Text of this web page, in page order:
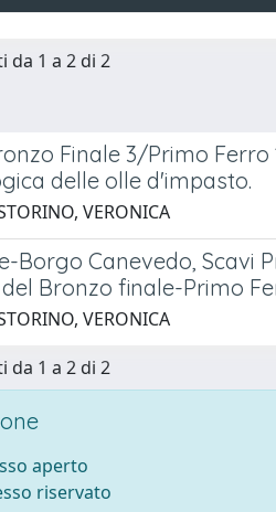
1 a 2 di 2
Finale 3/Primo Ferro
delle olle d'impasto.
VERONICA
Borgo Canevedo, Scavi
Bronzo finale-Primo
VERONICA
1 a 2 di 2
aperto
riservato